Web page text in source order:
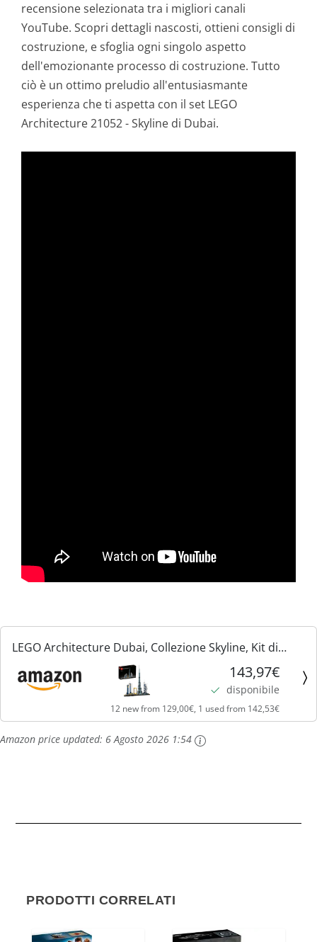
recensione selezionata tra i migliori canali
YouTube. Scopri dettagli nascosti, ottieni consigli di
costruzione, e sfoglia ogni singolo aspetto
dell'emozionante processo di costruzione. Tutto
ciò è un ottimo preludio all'entusiasmante
esperienza che ti aspetta con il set LEGO
Architecture 21052 - Skyline di Dubai.
LEGO Architecture Dubai, Collezione Skyline, Kit di
Modellismo Creativo e Rilassante, Costruzioni per
Adulti e Ragazzi di 16+ Anni, 21052
143,97€
disponibile
12 new from 129,00€, 1 used from 142,53€
Amazon price updated: 6 Agosto 2026 1:54
PRODOTTI CORRELATI